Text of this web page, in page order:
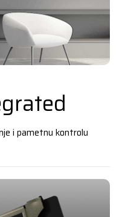
i pametnu kontrolu